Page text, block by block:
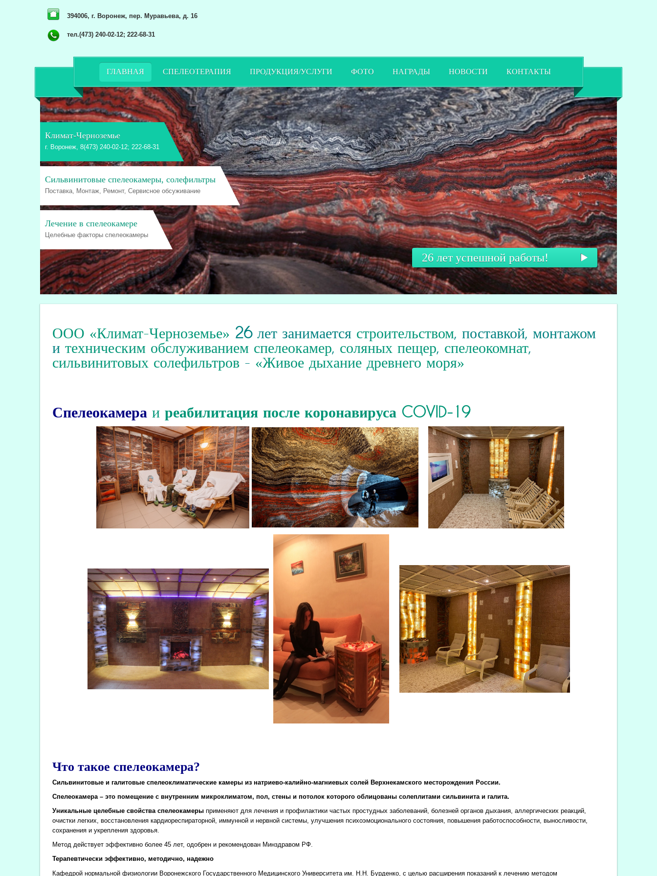
394006, г. Воронеж, пер. Муравьева, д. 16
тел.(473) 240-02-12; 222-68-31
ГЛАВНАЯ СПЕЛЕОТЕРАПИЯ ПРОДУКЦИЯ/УСЛУГИ ФОТО НАГРАДЫ НОВОСТИ КОНТАКТЫ
26 лет успешной работы!
Климат-Черноземье
г. Воронеж, 8(473) 240-02-12; 222-68-31
Сильвинитовые спелеокамеры, солефильтры
Поставка, Монтаж, Ремонт, Сервисное обсуживание
Лечение в спелеокамере
Целебные факторы спелеокамеры
ООО «Климат-Черноземье» 26лет занимается строительством, поставкой, монтажом
и техническим обслуживанием спелеокамер, соляных пещер, спелеокомнат,
сильвинитовых солефильтров - «Живое дыхание древнего моря»
Спелеокамера и реабилитация после коронавируса COVID-19
Что такое спелеокамера?
Сильвинитовые и галитовые спелеоклиматические камеры из натриево-калийно-магниевых солей Верхнекамского месторождения России.
Спелеокамера – это помещение с внутренним микроклиматом, пол, стены и потолок которого облицованы солеплитами сильвинита и галита.
Уникальные целебные свойства спелеокамеры применяют для лечения и профилактики частых простудных заболеваний, болезней органов дыхания, аллергических реакций,
очистки легких, восстановления кардиореспираторной, иммунной и нервной системы, улучшения психоэмоционального состояния, повышения работоспособности, выносливости,
сохранения и укрепления здоровья.
Метод действует эффективно более 45 лет, одобрен и рекомендован Минздравом РФ.
Терапевтически эффективно, методично, надежно
Кафедрой нормальной физиологии Воронежского Государственного Медицинского Университета им. Н.Н. Бурденко, с целью расширения показаний к лечению методом